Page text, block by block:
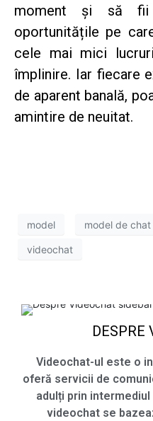
moment și să fii
oportunitățile pe
cele mai mici
împlinire. Iar fiecare
de aparent banală,
amintire de neuitat.
model model de chat
videochat
DESPRE
Videochat-ul este o
oferă servicii de
adulți prin
videochat se